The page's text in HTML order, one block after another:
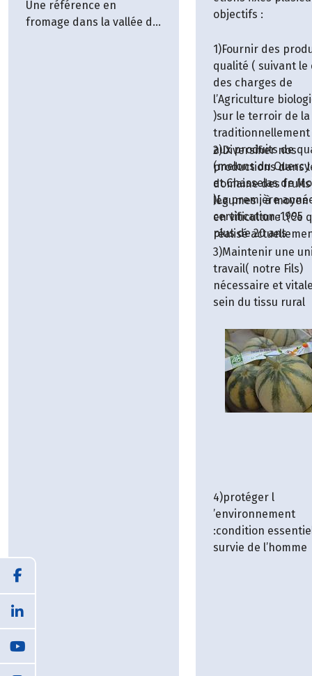
Une référence en
fromage dans la vallée de
objectifs :
1)Fournir des
qualité ( suivant le
des charges de
l’Agriculture
)sur le terroir de
traditionnellement
aux produits de
(melons du Quercy
et Chasselas de
)La première
certification :1995
plus de 20 ans
2)Diversifier nos
productions dans
domaine des
légumes , à
en viticulture .(Ce
réalisé
3)Maintenir une
travail( notre Fils)
nécessaire et
sein du tissu rural
4)protéger l
’environnement
:condition
survie de l’homme